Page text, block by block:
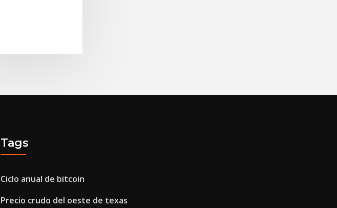
Tags
Ciclo anual de bitcoin
Precio crudo del oeste de texas